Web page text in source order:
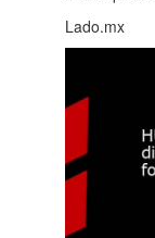
Lado.mx